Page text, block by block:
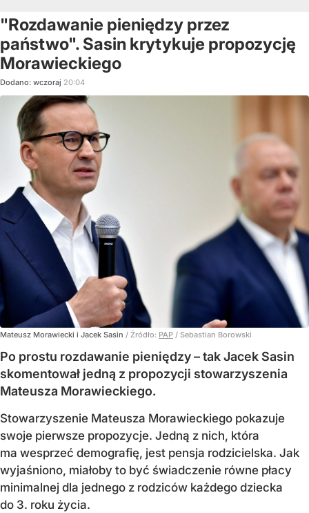
"Rozdawanie pieniędzy przez
państwo". Sasin krytykuje propozycję
Morawieckiego
Dodano: wczoraj 20:04
Mateusz Morawiecki i Jacek Sasin / Źródło: PAP / Sebastian Borowski
Po prostu rozdawanie pieniędzy – tak Jacek Sasin
skomentował jedną z propozycji stowarzyszenia
Mateusza Morawieckiego.
Stowarzyszenie Mateusza Morawieckiego pokazuje
swoje pierwsze propozycje. Jedną z nich, która
ma wesprzeć demografię, jest pensja rodzicielska. Jak
wyjaśniono, miałoby to być świadczenie równe płacy
minimalnej dla jednego z rodziców każdego dziecka
do 3. roku życia.